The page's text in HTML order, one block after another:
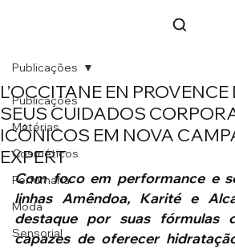
Publicações
Matérias
Cosméticos
Perfumaria
Moda
Sensorial
Publicações
L’OCCITANE EN
SEUS CUIDADOS
ICÔNICOS EM NOVA
EXPERT
Com foco em performance e
linhas Amêndoa, Karité e
destaque por suas fórmulas
capazes de oferecer